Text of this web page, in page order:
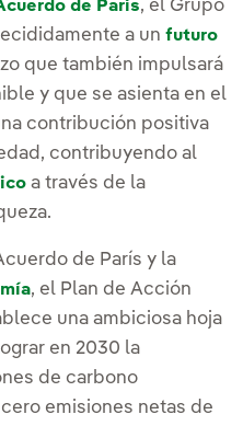
de París, el Grupo
a un futuro
que también impulsará
y que se asienta en el
contribución positiva
contribuyendo al
a través de la
de París y la
, el Plan de Acción
una ambiciosa hoja
en 2030 la
de carbono
emisiones netas de